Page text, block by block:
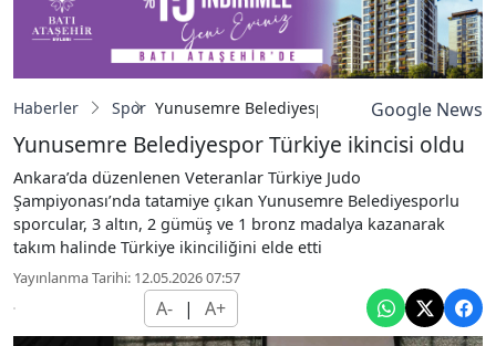
Haberler Spor Yunusemre Belediyespor Türkiye ikincisi oldu
Google News
Yunusemre Belediyespor Türkiye ikincisi oldu
Ankara’da düzenlenen Veteranlar Türkiye Judo
Şampiyonası’nda tatamiye çıkan Yunusemre Belediyesporlu
sporcular, 3 altın, 2 gümüş ve 1 bronz madalya kazanarak
takım halinde Türkiye ikinciliğini elde etti
Yayınlanma Tarihi: 12.05.2026 07:57
A- | A+